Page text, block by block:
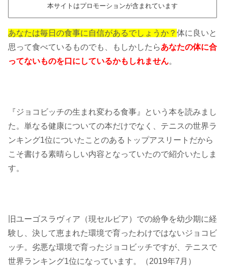
本サイトはプロモーションが含まれています
あなたは毎日の食事に自信があるでしょうか？ 体に良いと
思って食べているものでも、もしかしたらあなたの体に合
ってないものを口にしているかもしれません。
『ジョコビッチの生まれ変わる食事』という本を読みまし
た。単なる健康についての本だけでなく、テニスの世界ラ
ンキング1位についたことのあるトップアスリートだから
こそ書ける素晴らしい内容となっていたので紹介いたしま
す。
旧ユーゴスラヴィア（現セルビア）での紛争を幼少期に経
験し、決して恵まれた環境で育ったわけではないジョコビ
ッチ。劣悪な環境で育ったジョコビッチですが、テニスで
世界ランキング1位になっています。（2019年7月）